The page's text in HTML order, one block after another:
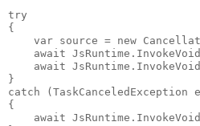
try
{
var source = new
await
await
}
catch (TaskCanceledException
{
await